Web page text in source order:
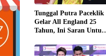
Tunggal Putra Paceklik
Gelar All England 25
Tahun, Ini Saran Untuk